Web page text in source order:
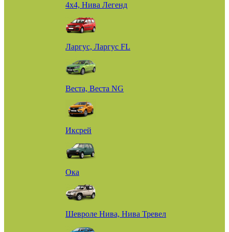
4х4, Нива Легенд
Ларгус, Ларгус FL
Веста, Веста NG
Иксрей
Ока
Шевроле Нива, Нива Тревел